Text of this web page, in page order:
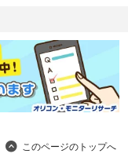
このページのトップへ